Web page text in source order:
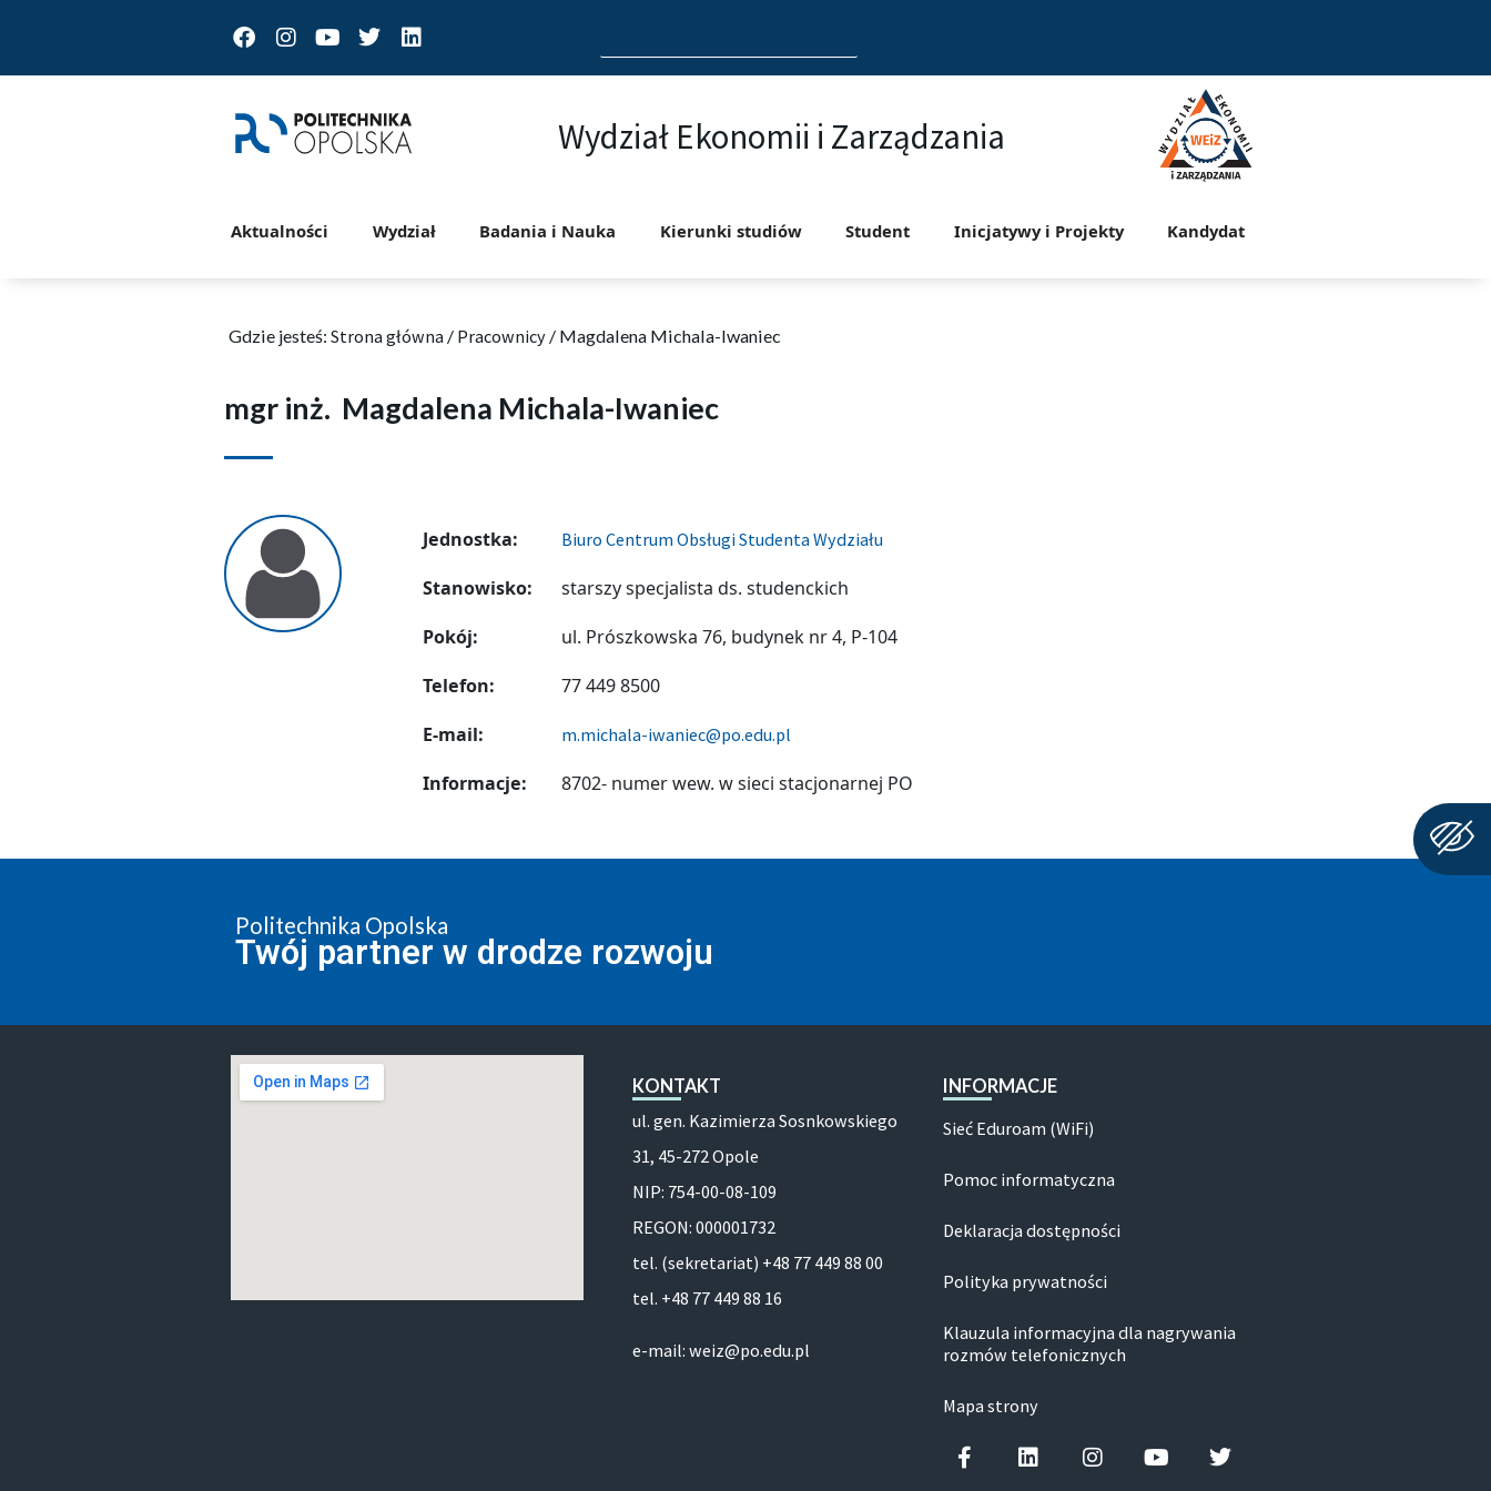
FacebookInstagram
Youtube
TwitterLinkedin
for:
Wydział Ekonomii i Zarządzania
Aktualności Wydział Badania i Nauka Kierunki studiów Student Inicjatywy i Projekty Kandydat
Gdzie jesteś: Strona główna / Pracownicy/ Magdalena Michala-Iwaniec
mgr inż. Magdalena Michala-Iwaniec
Jednostka: Biuro Centrum Obsługi Studenta Wydziału
Stanowisko:
starszy specjalista ds. studenckich
Pokój:
ul. Prószkowska 76, budynek nr 4, P-104
Telefon:
77 449 8500
E-mail:
m.michala-iwaniec@po.edu.pl
Informacje: 8702- numer wew. w sieci stacjonarnej PO
Politechnika Opolska
Twój partner w drodze rozwoju
KONTAKT
ul. gen. Kazimierza Sosnkowskiego
31, 45-272 Opole
NIP: 754-00-08-109
REGON: 000001732
tel. (sekretariat) +48 77 449 88 00
tel. +48 77 449 88 16
e-mail: weiz@po.edu.pl
INFORMACJE
Sieć Eduroam (WiFi)
Pomoc informatyczna
Deklaracja dostępności
Polityka prywatności
Klauzula informacyjna dla nagrywania
rozmów telefonicznych
Mapa strony
Facebook-fLinkedinInstagramYoutubeTwitter